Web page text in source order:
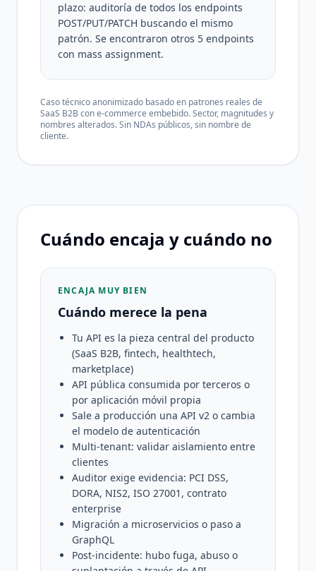
plazo: auditoría de todos los endpoints
POST/PUT/PATCH buscando el mismo
patrón. Se encontraron otros 5 endpoints
con mass assignment.
Caso técnico anonimizado basado en patrones reales de
SaaS B2B con e-commerce embebido. Sector, magnitudes y
nombres alterados. Sin NDAs públicos, sin nombre de
cliente.
Cuándo encaja y cuándo no
ENCAJA MUY BIEN
Cuándo merece la pena
Tu API es la pieza central del producto
(SaaS B2B, fintech, healthtech,
marketplace)
API pública consumida por terceros o
por aplicación móvil propia
Sale a producción una API v2 o cambia
el modelo de autenticación
Multi-tenant: validar aislamiento entre
clientes
Auditor exige evidencia: PCI DSS,
DORA, NIS2, ISO 27001, contrato
enterprise
Migración a microservicios o paso a
GraphQL
Post-incidente: hubo fuga, abuso o